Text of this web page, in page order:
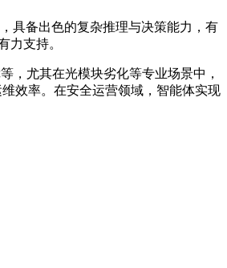
具备出色的复杂推理与决策能力，有
力支持。
，尤其在光模块劣化等专业场景中，
效率。在安全运营领域，智能体实现